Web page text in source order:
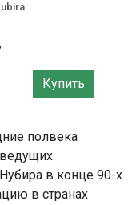
Купить
полвека
в конце 90-х
в странах